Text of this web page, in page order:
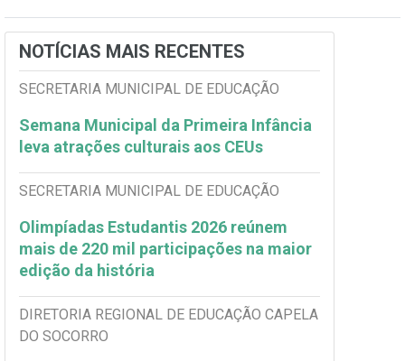
NOTÍCIAS MAIS RECENTES
SECRETARIA MUNICIPAL DE EDUCAÇÃO
Semana Municipal da Primeira Infância
leva atrações culturais aos CEUs
SECRETARIA MUNICIPAL DE EDUCAÇÃO
Olimpíadas Estudantis 2026 reúnem
mais de 220 mil participações na maior
edição da história
DIRETORIA REGIONAL DE EDUCAÇÃO CAPELA
DO SOCORRO